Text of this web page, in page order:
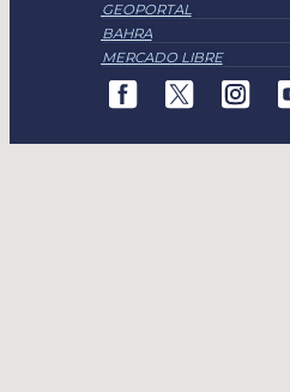
GEOPORTAL
BAHRA
MERCADO LIBRE